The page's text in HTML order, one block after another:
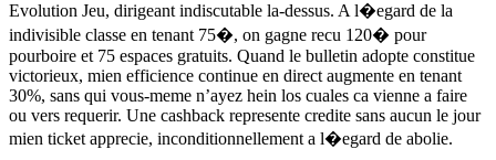
Evolution Jeu, dirigeant indiscutable la-dessus. A l�egard de la
indivisible classe en tenant 75�, on gagne recu 120� pour
pourboire et 75 espaces gratuits. Quand le bulletin adopte constitue
victorieux, mien efficience continue en direct augmente en tenant
30%, sans qui vous-meme n’ayez hein los cuales ca vienne a faire
ou vers requerir. Une cashback represente credite sans aucun le jour
mien ticket apprecie, inconditionnellement a l�egard de abolie.